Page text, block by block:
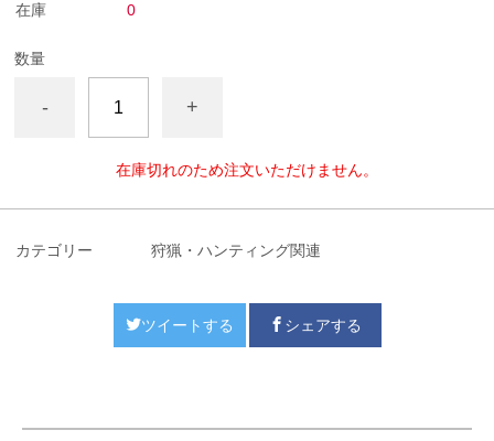
在庫 0
数量
- +
在庫切れのため注文いただけません。
カテゴリー 狩猟・ハンティング関連
ツイートする シェアする